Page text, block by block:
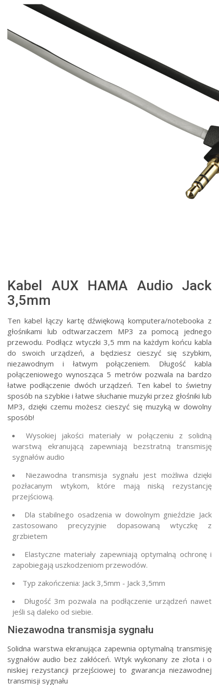
Kabel AUX HAMA Audio Jack
3,5mm
Ten kabel łączy kartę dźwiękową komputera/notebooka z
głośnikami lub odtwarzaczem MP3 za pomocą jednego
przewodu. Podłącz wtyczki 3,5 mm na każdym końcu kabla
do swoich urządzeń, a będziesz cieszyć się szybkim,
niezawodnym i łatwym połączeniem. Długość kabla
połączeniowego wynosząca 5 metrów pozwala na bardzo
łatwe podłączenie dwóch urządzeń. Ten kabel to świetny
sposób na szybkie i łatwe słuchanie muzyki przez głośniki lub
MP3, dzięki czemu możesz cieszyć się muzyką w dowolny
sposób!
Wysokiej jakości materiały w połączeniu z solidną
warstwą ekranującą zapewniają bezstratną transmisję
sygnałów audio
Niezawodna transmisja sygnału jest możliwa dzięki
pozłacanym wtykom, które mają niską rezystancję
przejściową.
Dla stabilnego osadzenia w dowolnym gnieździe Jack
zastosowano precyzyjnie dopasowaną wtyczkę z
grzbietem
Elastyczne materiały zapewniają optymalną ochronę i
zapobiegają uszkodzeniom przewodów.
Typ zakończenia: Jack 3,5mm - Jack 3,5mm
Długość 3m pozwala na podłączenie urządzeń nawet
jeśli są daleko od siebie.
Niezawodna transmisja sygnału
Solidna warstwa ekranująca zapewnia optymalną transmisję
sygnałów audio bez zakłóceń. Wtyk wykonany ze złota i o
niskiej rezystancji przejściowej to gwarancja niezawodnej
transmisji sygnału